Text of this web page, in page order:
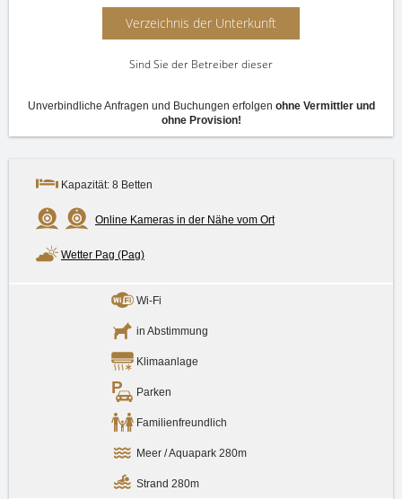
Verzeichnis der Unterkunft
Sind Sie der Betreiber dieser
Unverbindliche Anfragen und Buchungen erfolgen ohne Vermittler und
ohne Provision!
Kapazität: 8 Betten
Online Kameras in der Nähe vom Ort
Wetter Pag (Pag)
Wi-Fi
in Abstimmung
Klimaanlage
Parken
Familienfreundlich
Meer / Aquapark 280m
Strand 280m